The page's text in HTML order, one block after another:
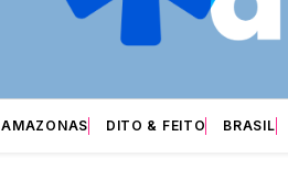
AMAZONAS DITO & FEITO BRASIL